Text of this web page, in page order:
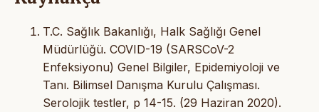
T.C. Sağlık Bakanlığı, Halk Sağlığı Genel
Müdürlüğü. COVID-19 (SARSCoV-2
Enfeksiyonu) Genel Bilgiler, Epidemiyoloji ve
Tanı. Bilimsel Danışma Kurulu Çalışması.
Serolojik testler, p 14-15. (29 Haziran 2020).